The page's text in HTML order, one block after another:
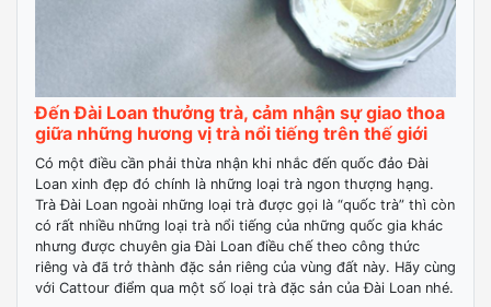
Đến Đài Loan thưởng trà, cảm nhận sự giao thoa
giữa những hương vị trà nổi tiếng trên thế giới
Có một điều cần phải thừa nhận khi nhắc đến quốc đảo Đài
Loan xinh đẹp đó chính là những loại trà ngon thượng hạng.
Trà Đài Loan ngoài những loại trà được gọi là “quốc trà” thì còn
có rất nhiều những loại trà nổi tiếng của những quốc gia khác
nhưng được chuyên gia Đài Loan điều chế theo công thức
riêng và đã trở thành đặc sản riêng của vùng đất này. Hãy cùng
với Cattour điểm qua một số loại trà đặc sản của Đài Loan nhé.